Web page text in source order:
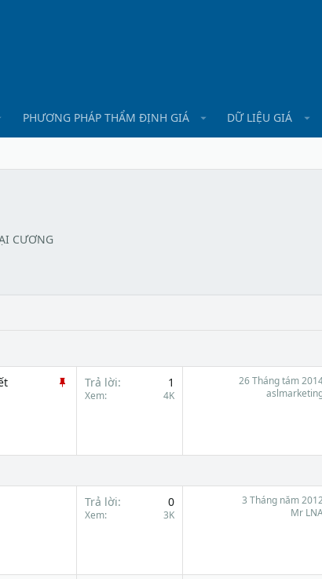
PHƯƠNG PHÁP THẨM ĐỊNH GIÁ DỮ LIỆU GIÁ
CƯƠNG
n
a
Trả lời 1
Xem 4K
26 Tháng tám
Trả lời 0
Xem 3K
3 Tháng năm
Mr